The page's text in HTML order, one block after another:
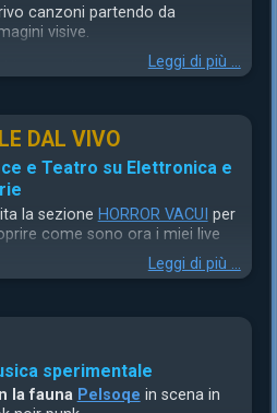
canzoni partendo da
visive.
bisogno di visualizzare le
d’insieme inizio la stesura di
la canzone o studiato il
la registrazione ed
allo sviluppo del videoclip
concepito esso stesso la
sul mio canale
Leggi di più ...
DAL VIVO
e Teatro su Elettronica e
la sezione HORROR VACUI per
come sono ora i miei live
Leggi di più ...
sperimentale
la fauna Pelsoqe in scena in